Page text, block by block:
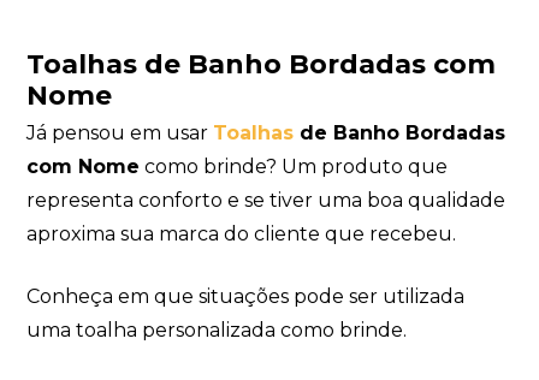
Toalhas de Banho Bordadas com
Nome
Já pensou em usar Toalhas de Banho Bordadas
com Nome como brinde? Um produto que
representa conforto e se tiver uma boa qualidade
aproxima sua marca do cliente que recebeu.
Conheça em que situações pode ser utilizada
uma toalha personalizada como brinde.